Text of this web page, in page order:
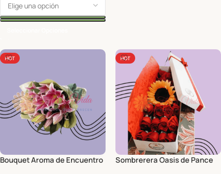
HOT
Bouquet Aroma de Encuentro
HOT
Sombrerera Oasis de Pance